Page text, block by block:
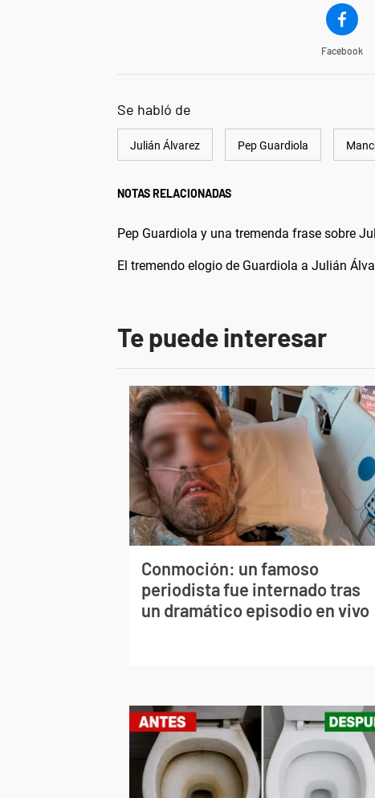
Facebook
Se habló de
Julián Álvarez Pep Guardiola
NOTAS RELACIONADAS
Pep Guardiola y una tremenda frase sobre
El tremendo elogio de Guardiola a Julián
Te puede interesar
Conmoción: un famoso
periodista fue internado tras
un dramático episodio en vivo